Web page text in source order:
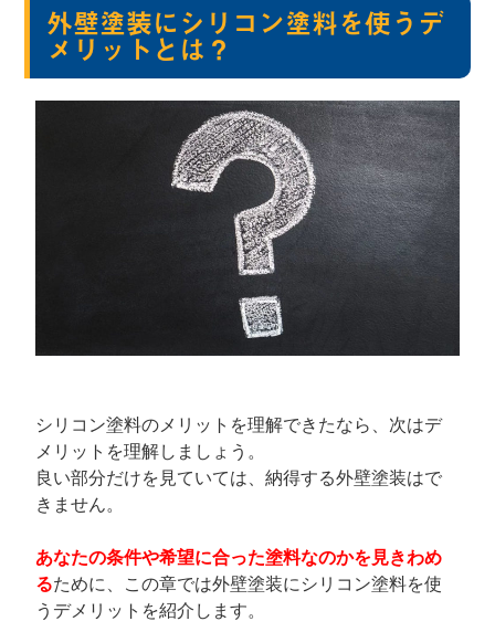
外壁塗装にシリコン塗料を使うデ
メリットとは？
シリコン塗料のメリットを理解できたなら、次はデ
メリットを理解しましょう。
良い部分だけを見ていては、納得する外壁塗装はで
きません。
あなたの条件や希望に合った塗料なのかを見きわめ
るために、この章では外壁塗装にシリコン塗料を使
うデメリットを紹介します。